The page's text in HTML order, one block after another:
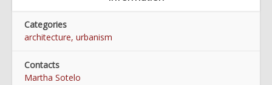
Categories
architecture, urbanism
Contacts
Martha Sotelo